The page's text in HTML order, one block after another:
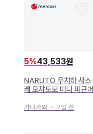
5%43,533원
NARUTO 우치하 사스
케 오챠토모 미니 피규어
가나가와 ・ 7일 전